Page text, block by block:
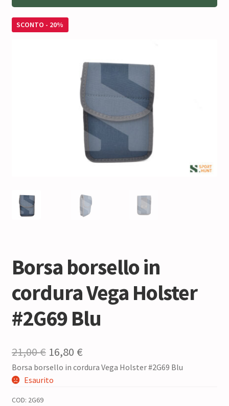
SCONTO - 20%
Borsa borsello in
cordura Vega Holster
#2G69 Blu
21,00€ Il
prezzo
16,80 €Il
prezzo
Borsa borsello in cordura Vega Holster #2G69 Blu
Esaurito
COD: 2G69